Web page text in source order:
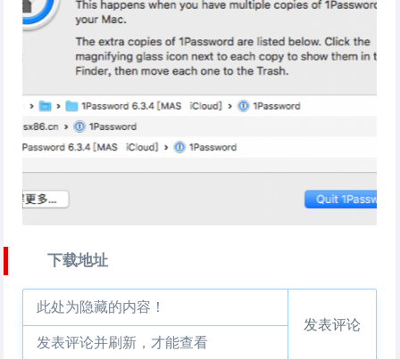
下载地址
此处为隐藏的内容！
发表评论并刷新，才能查看
发表评论